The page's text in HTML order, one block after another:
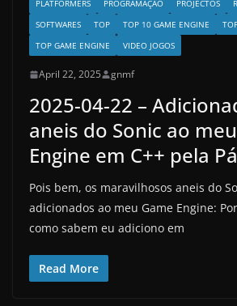
PLATFORMERS
PROGRAMAÇÃO PROJECTOS
SOFTWARES
TOP TOP 10 GAME ENGINE
TOP GAME ENGINE
VIDEO JOGOS
April 22, 2025 gnmf
2025-04-22 –
aneis do Sonic ao
Engine em C++ pela
Pois bem, os maravilhosos aneis do
adicionados ao meu Game Engine:
como sabem eu adiciono em
Read More